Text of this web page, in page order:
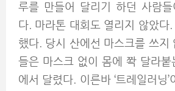
루를 만들어 달리기 하던 사람
다. 마라톤 대회도 열리지 않았다
했다. 당시 산에선 마스크를 쓰지
들은 마스크 없이 몸에 쫙 달라
에서 달렸다. 이른바 ‘트레일러닝